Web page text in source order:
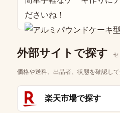
ださいね！
外部サイトで探す
価格や送料、出品者、状態を確認して
楽天市場で探す